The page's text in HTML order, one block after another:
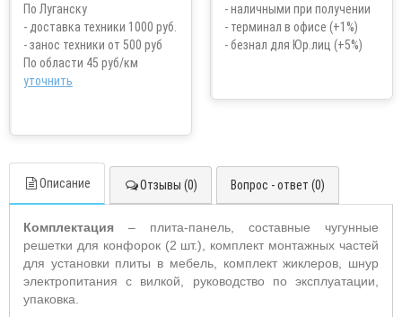
По Луганску
- доставка техники 1000 руб.
- занос техники от 500 руб
По области 45 руб/км
уточнить
- наличными при получении
- терминал в офисе (+1%)
- безнал для Юр.лиц (+5%)
Описание Отзывы (0) Вопрос - ответ (0)
Комплектация – плита-панель, составные чугунные
решетки для конфорок (2 шт.), комплект монтажных частей
для установки плиты в мебель, комплект жиклеров, шнур
электропитания с вилкой, руководство по эксплуатации,
упаковка.